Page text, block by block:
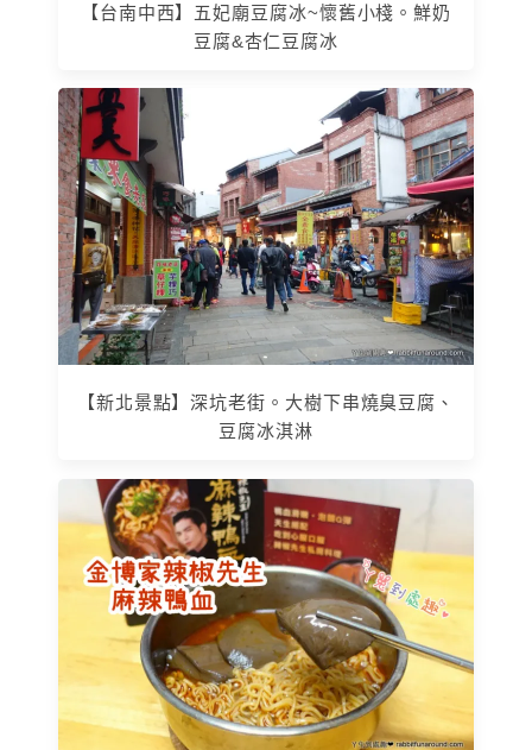
【台南中西】五妃廟豆腐冰~懷舊小棧。鮮奶
豆腐&杏仁豆腐冰
【新北景點】深坑老街。大樹下串燒臭豆腐、
豆腐冰淇淋